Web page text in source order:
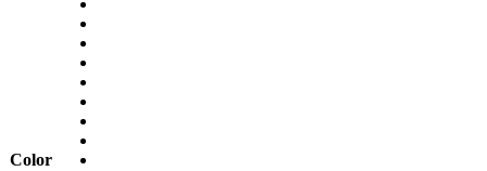
Color